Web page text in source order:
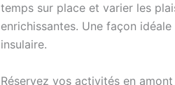
temps sur place et varier les
enrichissantes. Une façon
insulaire.
Réservez vos activités en